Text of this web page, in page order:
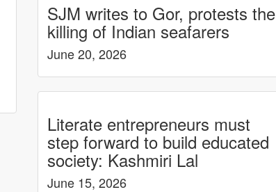
SJM writes to Gor, protests the
killing of Indian seafarers
June 20, 2026
Literate entrepreneurs must
step forward to build educated
society: Kashmiri Lal
June 15, 2026